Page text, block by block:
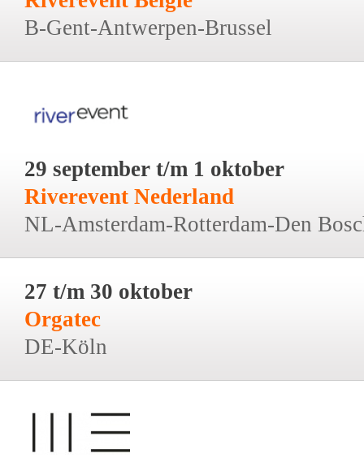
B-Gent-Antwerpen-Brussel
29 september t/m 1 oktober
Riverevent Nederland
NL-Amsterdam-Rotterdam-Den
27 t/m 30 oktober
Orgatec
DE-Köln